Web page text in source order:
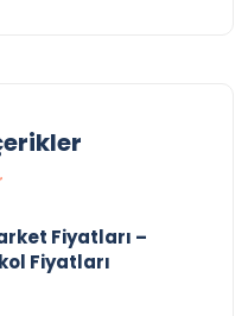
Fiyatları –
Fiyatları